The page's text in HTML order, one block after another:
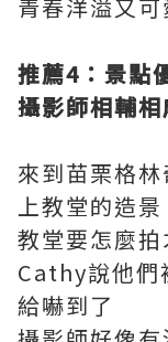
青春洋溢又可
推薦4 ：景
攝影師相輔相
來到苗栗格
上教堂的造景
教堂要怎麼
Cathy說他們
給嚇到了